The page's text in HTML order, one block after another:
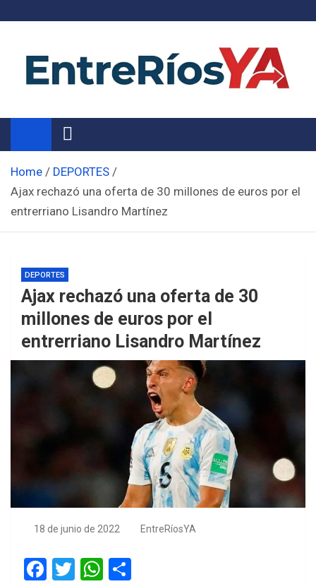
Noticias de Entre Ríos
Información de toda la provincia ahora
Home
DEPORTES
Ajax rechazó una oferta de 30 millones de euros por el
entrerriano Lisandro Martínez
DEPORTES
Ajax rechazó una oferta de 30
millones de euros por el
entrerriano Lisandro Martínez
18 de junio de 2022 EntreRíosYA
F
T
W